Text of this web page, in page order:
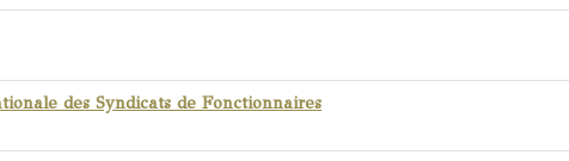
des Syndicats de Fonctionnaires